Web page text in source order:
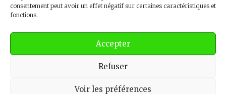
consentement peut avoir un effet négatif sur certaines caractéristiques et
fonctions.
Accepter
Refuser
Voir les préférences
par ThemeGrill. Powered by
Contactez-nous